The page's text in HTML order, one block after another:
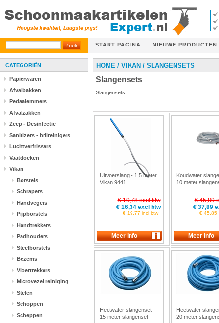
START PAGINA NIEUWE PRODUCTEN
CATEGORIËN
Papierwaren
Afvalbakken
Pedaalemmers
Afvalzakken
Zeep - Desinfectie
Sanitizers - brilreinigers
Luchtverfrissers
Vaatdoeken
Vikan
Borstels
Schrapers
Handvegers
Pijpborstels
Handtrekkers
Padhouders
Steelborstels
Bezems
Vloertrekkers
Microvezel reiniging
Stelen
Schoppen
Scheppen
HOME / VIKAN / SLANGENSETS
Slangensets
Slangensets
Uitvoerslang - 1,5 meter
Vikan 9441
€ 19,78 excl btw
€ 16,34 excl btw
€ 19,77 incl btw
Koudwater
10 meter
€ 45,89
€ 37,89
€ 45,85
Heetwater slangenset
15 meter slangenset
Heetwater
20 meter